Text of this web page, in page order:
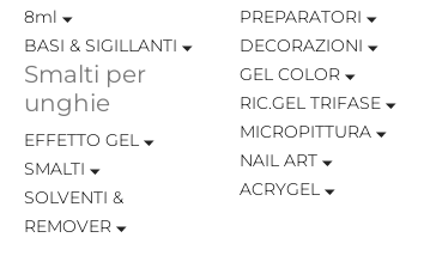
8ml
BASI & SIGILLANTI
Smalti per
unghie
EFFETTO GEL
SMALTI
SOLVENTI &
REMOVER
PREPARATORI
DECORAZIONI
GEL COLOR
RIC.GEL TRIFASE
MICROPITTURA
NAIL ART
ACRYGEL